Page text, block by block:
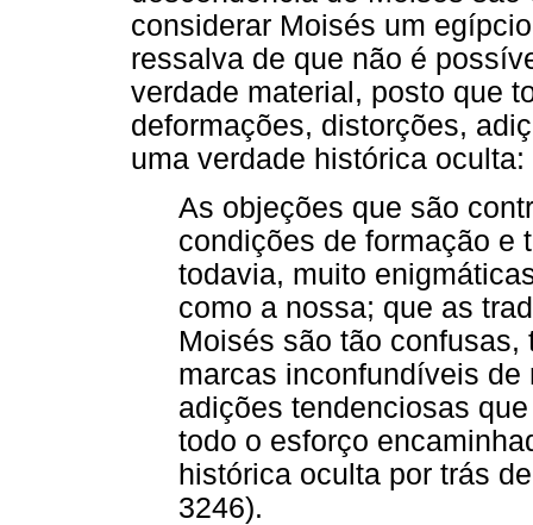
considerar Moisés um
ressalva de que não é
verdade material, posto que
deformações, distorções,
uma verdade histórica oculta:
As objeções que são
condições de formação e
todavia, muito
como a nossa; que as
Moisés são tão
marcas inconfundíveis
adições tendenciosas
todo o esforço
histórica oculta por trás
3246).